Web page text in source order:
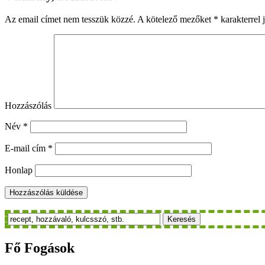
Az email címet nem tesszük közzé. A kötelező mezőket * karakterrel
Hozzászólás
Név *
E-mail cím *
Honlap
Keresés
Fő Fogások